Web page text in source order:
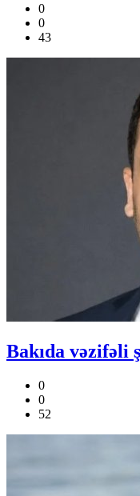
0
0
43
Bakıda vəzifəli
0
0
52